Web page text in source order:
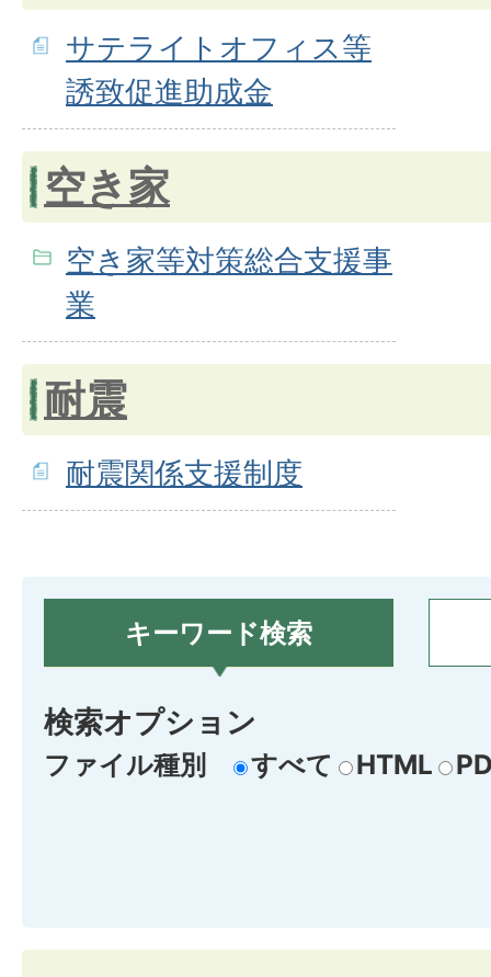
サテライトオフィス等
誘致促進助成金
空き家
空き家等対策総合支援事
業
耐震
耐震関係支援制度
キーワード検索
検索オプション
ファイル種別 すべて HTML